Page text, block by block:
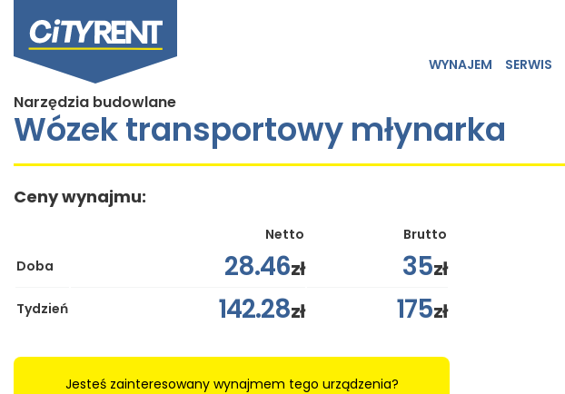
WYNAJEM SERWIS
Narzędzia budowlane
Wózek transportowy młynarka
Ceny wynajmu:
Netto
Brutto
Doba
28.46zł 35zł
Tydzień 142.28zł 175zł
Jesteś zainteresowany wynajmem tego urządzenia?